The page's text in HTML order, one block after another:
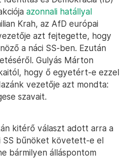
azonnali hatállyal
Krah, az AfD európai
azt fejtegette, hogy
a náci SS-ben. Ezután
Gulyás Márton
hogy ő egyetért-e ezzel
vezetője azt mondta:
szavait.
kitérő választ adott arra a
SS bűnöket követett-e el
bármilyen álláspontom